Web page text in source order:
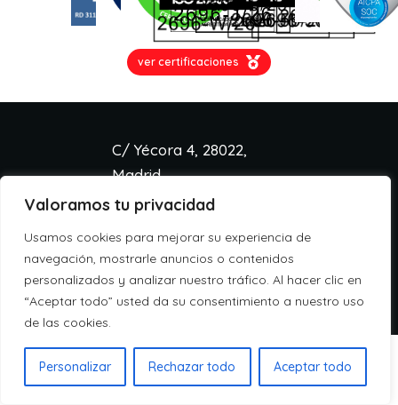
Valoramos tu privacidad
Usamos cookies para mejorar su experiencia de
navegación, mostrarle anuncios o contenidos
personalizados y analizar nuestro tráfico. Al hacer clic en
“Aceptar todo” usted da su consentimiento a nuestro uso
de las cookies.
Personalizar Rechazar todo Aceptar todo
ver certificaciones
C/ Yécora 4, 28022,
Madrid
info@aspa.cloud
+34 918 333 233
Aviso legal
Política de cookies
Política de privacidad